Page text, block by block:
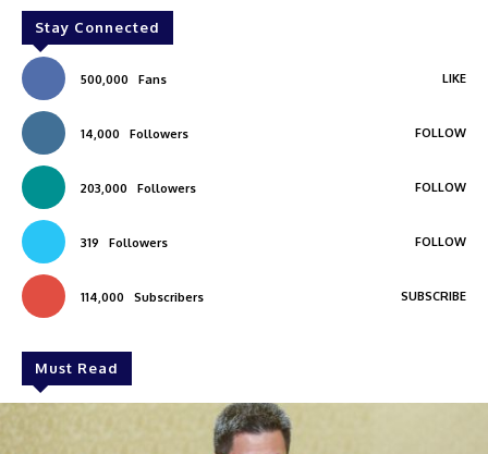
Stay Connected
500,000 Fans LIKE
14,000 Followers FOLLOW
203,000 Followers FOLLOW
319 Followers FOLLOW
114,000 Subscribers SUBSCRIBE
Must Read